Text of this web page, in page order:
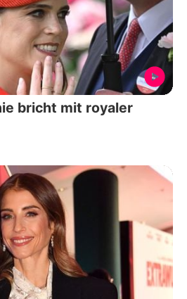
bricht mit royaler